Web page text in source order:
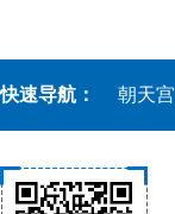
快速导航： 朝天